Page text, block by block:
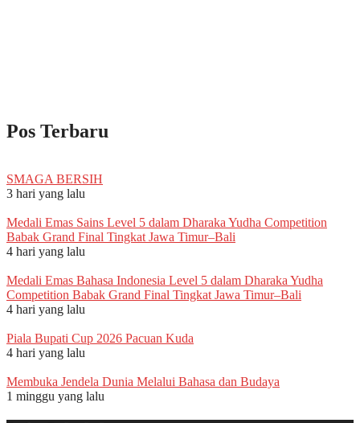
Pos Terbaru
SMAGA BERSIH
3 hari yang lalu
Medali Emas Sains Level 5 dalam Dharaka Yudha Competition
Babak Grand Final Tingkat Jawa Timur–Bali
4 hari yang lalu
Medali Emas Bahasa Indonesia Level 5 dalam Dharaka Yudha
Competition Babak Grand Final Tingkat Jawa Timur–Bali
4 hari yang lalu
Piala Bupati Cup 2026 Pacuan Kuda
4 hari yang lalu
Membuka Jendela Dunia Melalui Bahasa dan Budaya
1 minggu yang lalu